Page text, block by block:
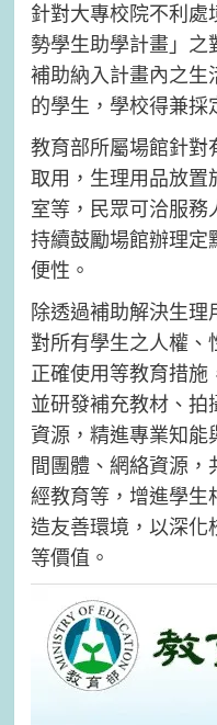
針對大專校院不利處
勢學生助學計畫」之
補助納入計畫內之生
的學生，學校得兼採
教育部所屬場館針對
取用，生理用品放置
室等，民眾可洽服務
持續鼓勵場館辦理定
便性。
除透過補助解決生
對所有學生之人權、
正確使用等教育措施
並研發補充教材、拍
資源，精進專業知能
間團體、網絡資源，
經教育等，增進學生
造友善環境，以深化
等價值。